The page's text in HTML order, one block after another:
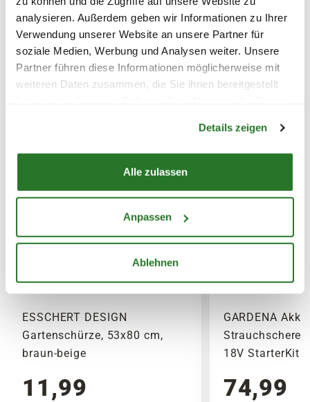
analysieren. Außerdem geben wir Informationen zu Ihrer
Verwendung unserer Website an unsere Partner für
soziale Medien, Werbung und Analysen weiter. Unsere
Partner führen diese Informationen möglicherweise mit
weiteren Daten zusammen, die Sie ihnen bereitgestellt
Details zeigen
Alle zulassen
Anpassen
Ablehnen
FOLGENDE VERSANDKOSTEN
KÖNNEN ENTSTEHEN
PAKETVERSAND
für Standardpakete (z.B.Dünger oder
für größere Pakete (z.B. Pflanzen oder
SPEDITIONSVERSAND
WEITERE PRODUKTE
ESSCHERT DESIGN
Gartenschürze, 53x80 cm,
braun-beige
11,99
GARDENA
Strauchschere
18V StarterKit
74,99